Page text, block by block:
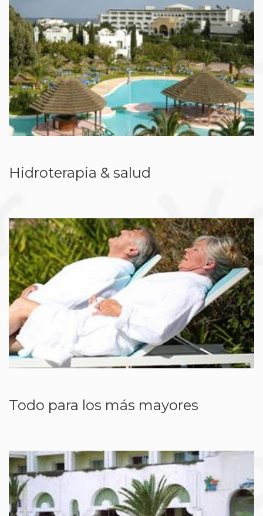
Hidroterapia & salud
Todo para los más mayores